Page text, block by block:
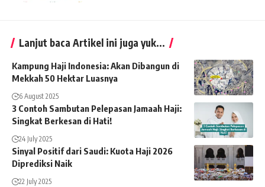
Lanjut baca Artikel ini juga yuk...
Kampung Haji Indonesia: Akan Dibangun di
Mekkah 50 Hektar Luasnya
6 August 2025
3 Contoh Sambutan Pelepasan Jamaah Haji:
Singkat Berkesan di Hati!
24 July 2025
Sinyal Positif dari Saudi: Kuota Haji 2026
Diprediksi Naik
22 July 2025